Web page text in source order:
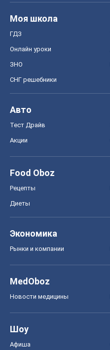
Моя школа
ГДЗ
Онлайн уроки
ЗНО
СНГ решебники
Авто
Тест Драйв
Акции
Food Oboz
Рецепты
Диеты
Экономика
Рынки и компании
MedOboz
Новости медицины
Шоу
Афиша